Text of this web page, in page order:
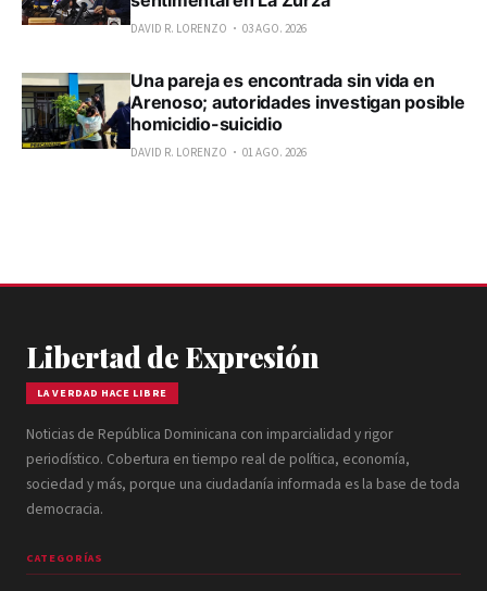
DAVID R. LORENZO 03 AGO. 2026
Una pareja es encontrada sin vida en
Arenoso; autoridades investigan posible
homicidio-suicidio
DAVID R. LORENZO 01 AGO. 2026
Libertad de Expresión
LA VERDAD HACE LIBRE
Noticias de República Dominicana con imparcialidad y rigor
periodístico. Cobertura en tiempo real de política, economía,
sociedad y más, porque una ciudadanía informada es la base de toda
democracia.
CATEGORÍAS